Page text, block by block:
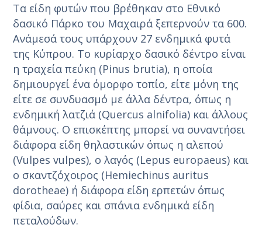
Τα είδη φυτών που βρέθηκαν στο Εθνικό
δασικό Πάρκο του Μαχαιρά ξεπερνούν τα 600.
Ανάμεσά τους υπάρχουν 27 ενδημικά φυτά
της Κύπρου. Το κυρίαρχο δασικό δέντρο είναι
η τραχεία πεύκη (Pinus brutia), η οποία
δημιουργεί ένα όμορφο τοπίο, είτε μόνη της
είτε σε συνδυασμό με άλλα δέντρα, όπως η
ενδημική λατζιά (Quercus alnifolia) και άλλους
θάμνους. Ο επισκέπτης μπορεί να συναντήσει
διάφορα είδη θηλαστικών όπως η αλεπού
(Vulpes vulpes), ο λαγός (Lepus europaeus) και
ο σκαντζόχοιρος (Hemiechinus auritus
dorotheae) ή διάφορα είδη ερπετών όπως
φίδια, σαύρες και σπάνια ενδημικά είδη
πεταλούδων.